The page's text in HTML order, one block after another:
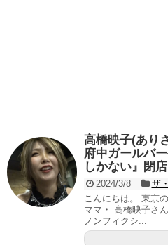
高橋映子(あり
府中ガールバ
しかない』閉
2024/3/8 ザ
こんにちは。 東京
ママ・ 高橋映子さ
ノンフィクシ...